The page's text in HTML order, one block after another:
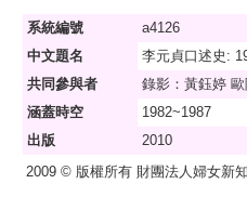
系統編號
a4126
中文題名
李元貞口述史:
共同參與者
錄影：黃鈺婷
涵蓋時空
1982~1987
出版
2010
2009 © 版權所有 財團法人婦女新